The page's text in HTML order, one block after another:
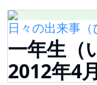
日々の出来事（
一年生
2012年4